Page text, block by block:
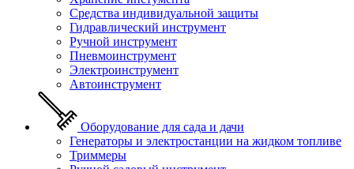
Средства индивидуальной защиты
Гидравлический инструмент
Ручной инструмент
Пневмоинструмент
Электроинструмент
Автоинструмент
Оборудование для сада и дачи
Генераторы и электростанции на жидком топливе
Триммеры